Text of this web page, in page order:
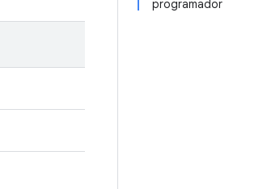
programador